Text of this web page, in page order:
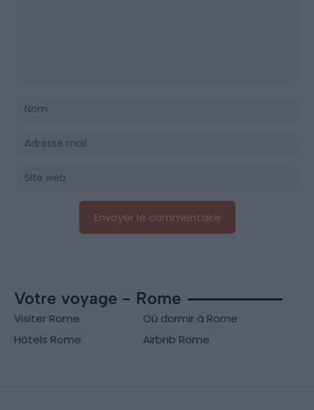
Votre voyage - Rome
Visiter Rome
Où dormir à Rome
Hôtels Rome
Airbnb Rome